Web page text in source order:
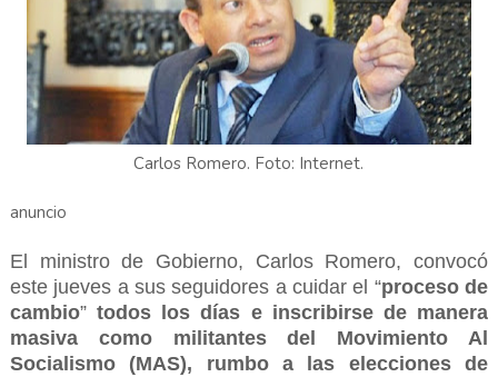
Carlos Romero. Foto: Internet.
anuncio
El ministro de Gobierno, Carlos Romero, convocó
este jueves a sus seguidores a cuidar el “proceso de
cambio”todos los días e inscribirse de manera
masiva como militantes del Movimiento Al
Socialismo (MAS), rumbo a las elecciones de